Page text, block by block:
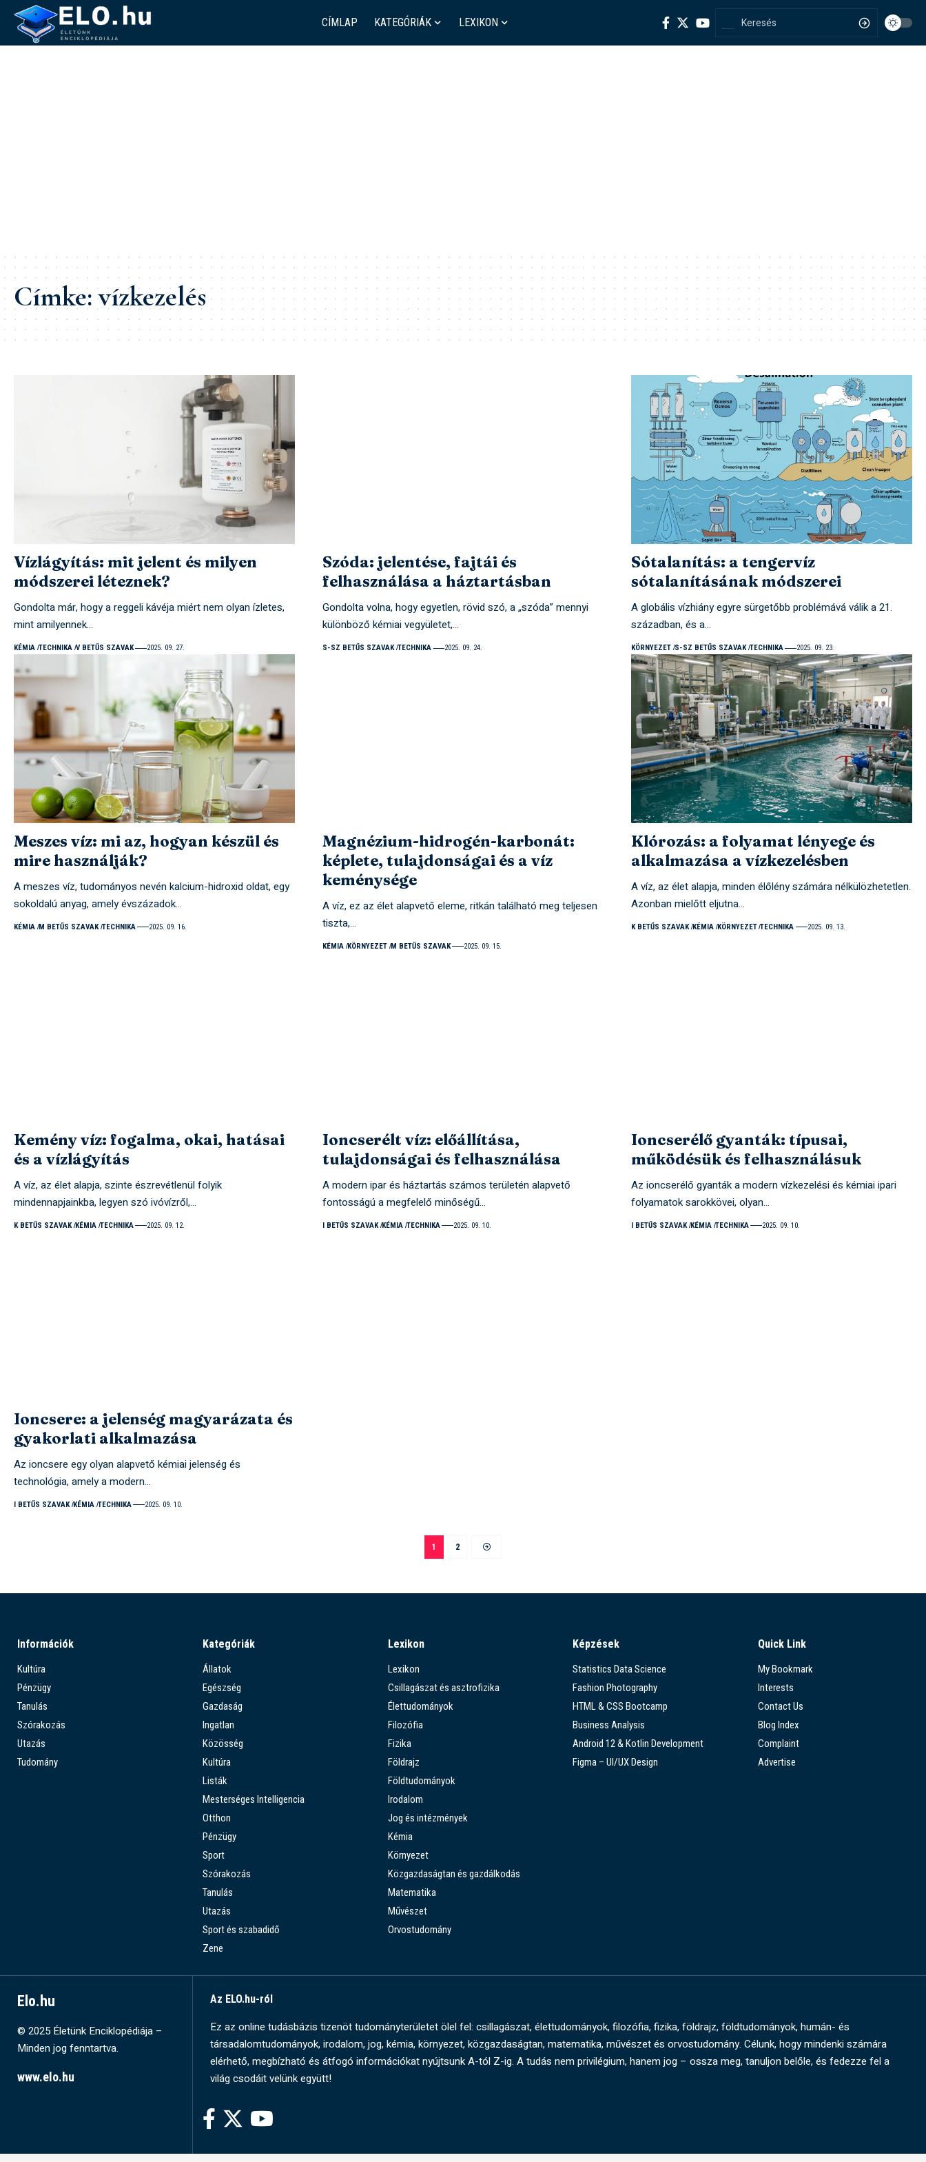
CÍMLAP KATEGÓRIÁK LEXIKON
Címke:vízkezelés
Vízlágyítás: mit jelent és milyen
módszerei léteznek?
Gondolta már, hogy a reggeli kávéja miért nem olyan ízletes,
mint amilyennek…
KÉMIA TECHNIKA V BETŰS SZAVAK 2025. 09. 27.
Szóda: jelentése, fajtái és
felhasználása a háztartásban
Gondolta volna, hogy egyetlen, rövid szó, a „szóda” mennyi
különböző kémiai vegyületet,…
S-SZ BETŰS SZAVAK TECHNIKA 2025. 09. 24.
Sótalanítás: a tengervíz
sótalanításának módszerei
A globális vízhiány egyre sürgetőbb problémává válik a 21.
században, és a…
KÖRNYEZET S-SZ BETŰS SZAVAK TECHNIKA 2025. 09. 23.
Meszes víz: mi az, hogyan készül és
mire használják?
A meszes víz, tudományos nevén kalcium-hidroxid oldat, egy
sokoldalú anyag, amely évszázadok…
KÉMIA M BETŰS SZAVAK TECHNIKA 2025. 09. 16.
Magnézium-hidrogén-karbonát:
képlete, tulajdonságai és a víz
keménysége
A víz, ez az élet alapvető eleme, ritkán található meg teljesen
tiszta,…
KÉMIA KÖRNYEZET M BETŰS SZAVAK 2025. 09. 15.
Klórozás: a folyamat lényege és
alkalmazása a vízkezelésben
A víz, az élet alapja, minden élőlény számára nélkülözhetetlen.
Azonban mielőtt eljutna…
K BETŰS SZAVAK KÉMIA KÖRNYEZET TECHNIKA 2025. 09. 13.
Kemény víz: fogalma, okai, hatásai
és a vízlágyítás
A víz, az élet alapja, szinte észrevétlenül folyik
mindennapjainkba, legyen szó ivóvízről,…
K BETŰS SZAVAK KÉMIA TECHNIKA 2025. 09. 12.
Ioncserélt víz: előállítása,
tulajdonságai és felhasználása
A modern ipar és háztartás számos területén alapvető
fontosságú a megfelelő minőségű…
I BETŰS SZAVAK KÉMIA TECHNIKA 2025. 09. 10.
Ioncserélő gyanták: típusai,
működésük és felhasználásuk
Az ioncserélő gyanták a modern vízkezelési és kémiai ipari
folyamatok sarokkövei, olyan…
I BETŰS SZAVAK KÉMIA TECHNIKA 2025. 09. 10.
Ioncsere: a jelenség magyarázata és
gyakorlati alkalmazása
Az ioncsere egy olyan alapvető kémiai jelenség és
technológia, amely a modern…
I BETŰS SZAVAK KÉMIA TECHNIKA 2025. 09. 10.
1 2
Információk
Kultúra
Pénzügy
Tanulás
Szórakozás
Utazás
Tudomány
Kategóriák
Állatok
Egészség
Gazdaság
Ingatlan
Közösség
Kultúra
Listák
Mesterséges Intelligencia
Otthon
Pénzügy
Sport
Szórakozás
Tanulás
Utazás
Sport és szabadidő
Zene
Lexikon
Lexikon
Csillagászat és asztrofizika
Élettudományok
Filozófia
Fizika
Földrajz
Földtudományok
Irodalom
Jog és intézmények
Kémia
Környezet
Közgazdaságtan és gazdálkodás
Matematika
Művészet
Orvostudomány
Képzések
Statistics Data Science
Fashion Photography
HTML & CSS Bootcamp
Business Analysis
Android 12 & Kotlin Development
Figma – UI/UX Design
Quick Link
My Bookmark
Interests
Contact Us
Blog Index
Complaint
Advertise
Elo.hu
© 2025 Életünk Enciklopédiája –
Minden jog fenntartva.
www.elo.hu
Az ELO.hu-ról
Ez az online tudásbázis tizenöt tudományterületet ölel fel: csillagászat, élettudományok, filozófia, fizika, földrajz, földtudományok, humán- és
társadalomtudományok, irodalom, jog, kémia, környezet, közgazdaságtan, matematika, művészet és orvostudomány. Célunk, hogy mindenki számára
elérhető, megbízható és átfogó információkat nyújtsunk A-tól Z-ig. A tudás nem privilégium, hanem jog – ossza meg, tanuljon belőle, és fedezze fel a
világ csodáit velünk együtt!